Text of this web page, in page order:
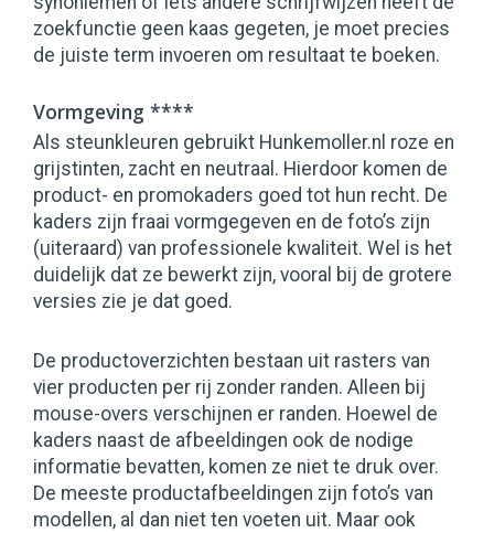
zoekfunctie geen kaas gegeten, je moet precies
de juiste term invoeren om resultaat te boeken.
Vormgeving ****
Als steunkleuren gebruikt Hunkemoller.nl roze en
grijstinten, zacht en neutraal. Hierdoor komen de
product- en promokaders goed tot hun recht. De
kaders zijn fraai vormgegeven en de foto’s zijn
(uiteraard) van professionele kwaliteit. Wel is het
duidelijk dat ze bewerkt zijn, vooral bij de grotere
versies zie je dat goed.
De productoverzichten bestaan uit rasters van
vier producten per rij zonder randen. Alleen bij
mouse-overs verschijnen er randen. Hoewel de
kaders naast de afbeeldingen ook de nodige
informatie bevatten, komen ze niet te druk over.
De meeste productafbeeldingen zijn foto’s van
modellen, al dan niet ten voeten uit. Maar ook